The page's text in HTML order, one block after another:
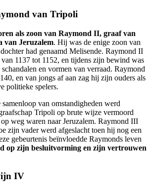
van Tripoli
als zoon van Raymond II, graaf van
van Jeruzalem. Hij was de enige zoon van
had genaamd Melisende. Raymond II
1137 tot 1152, en tijdens zijn bewind was
en vormen van verraad. Raymond
en van jongs af aan zag hij zijn ouders als
politieke spelers.
van omstandigheden werd
Tripoli op brute wijze vermoord
weg waren naar Jeruzalem. Raymond III
zijn vader werd afgeslacht toen hij nog een
gebeurtenis beïnvloedde Raymonds leven
op zijn besluitvorming en zijn vertrouwen
IV